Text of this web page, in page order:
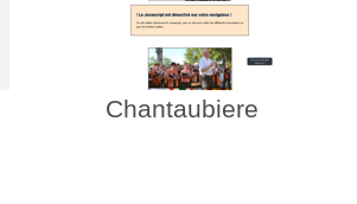
Chantaubiere